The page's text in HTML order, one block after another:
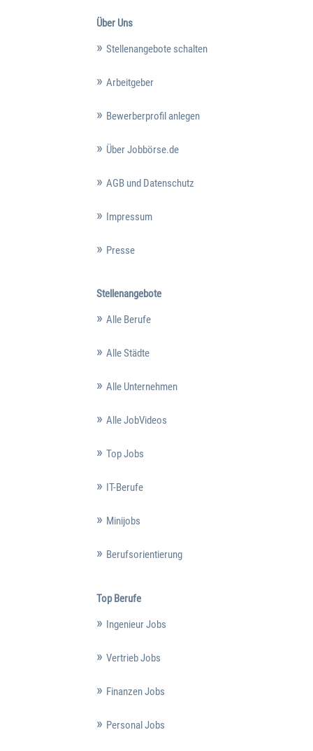
Über Uns
Stellenangebote schalten
Arbeitgeber
Bewerberprofil anlegen
Über Jobbörse.de
AGB und Datenschutz
Impressum
Presse
Stellenangebote
Alle Berufe
Alle Städte
Alle Unternehmen
Alle JobVideos
Top Jobs
IT-Berufe
Minijobs
Berufsorientierung
Top Berufe
Ingenieur Jobs
Vertrieb Jobs
Finanzen Jobs
Personal Jobs